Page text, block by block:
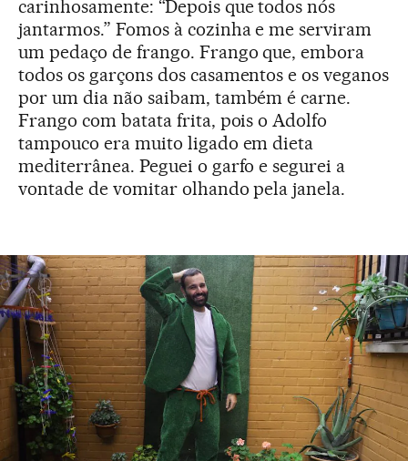
carinhosamente: “Depois que todos nós
jantarmos.” Fomos à cozinha e me serviram
um pedaço de frango. Frango que, embora
todos os garçons dos casamentos e os veganos
por um dia não saibam, também é carne.
Frango com batata frita, pois o Adolfo
tampouco era muito ligado em dieta
mediterrânea. Peguei o garfo e segurei a
vontade de vomitar olhando pela janela.